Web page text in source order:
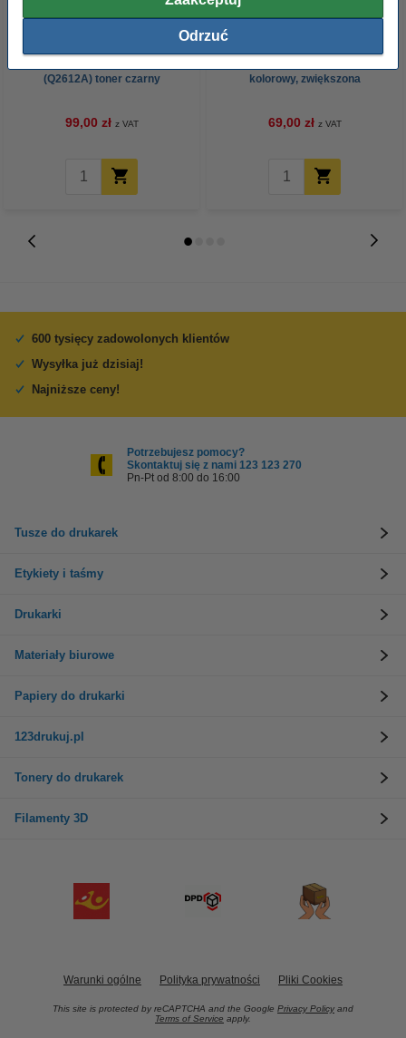
Odrzuć
123drukuj zamiennik HP 12A
(Q2612A) toner czarny
99,00 zł z VAT
Lexmark 18C0035 (Nr 35) tusz
kolorowy, zwiększona
69,00 zł z VAT
600 tysięcy zadowolonych klientów
Wysyłka już dzisiaj!
Najniższe ceny!
Potrzebujesz pomocy?
Skontaktuj się z nami 123 123 270
Pn-Pt od 8:00 do 16:00
Tusze do drukarek
Etykiety i taśmy
Drukarki
Materiały biurowe
Papiery do drukarki
123drukuj.pl
Tonery do drukarek
Filamenty 3D
Warunki ogólne Polityka prywatności Pliki Cookies
This site is protected by reCAPTCHA and the Google Privacy Policy and
Terms of Service apply.